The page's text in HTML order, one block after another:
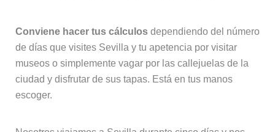
Conviene hacer tus cálculosdependiendo del número
de días que visites Sevilla y tu apetencia por visitar
museos o simplemente vagar por las callejuelas de la
ciudad y disfrutar de sus tapas. Está en tus manos
escoger.